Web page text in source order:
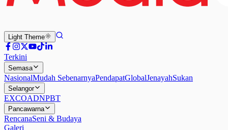
Light Theme
Terkini
Semasa
NasionalMudah SebenarnyaPendapatGlobalJenayahSukan
Selangor
EXCOADNPBT
Pancawarna
RencanaSeni & Budaya
Galeri